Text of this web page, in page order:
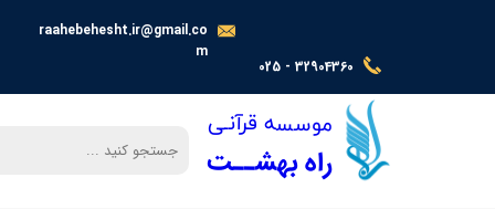
025 - 32904360
raahebehesht.ir@gmail.co
m
​​​​موسسه قرآنـی
راه بهشــت